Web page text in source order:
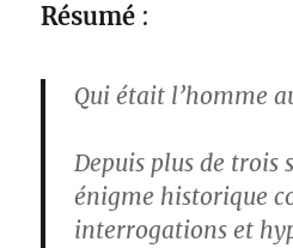
Résumé :
Qui était l’homme
Depuis plus de trois
énigme historique
interrogations et